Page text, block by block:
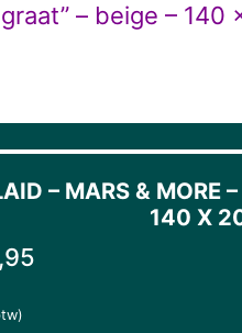
– beige – 140
– MARS & MORE
140 X